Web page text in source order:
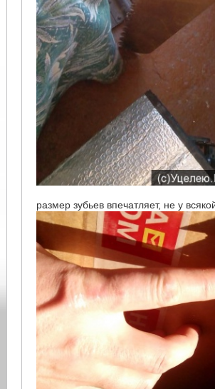
размер зубьев впечатляет, не у